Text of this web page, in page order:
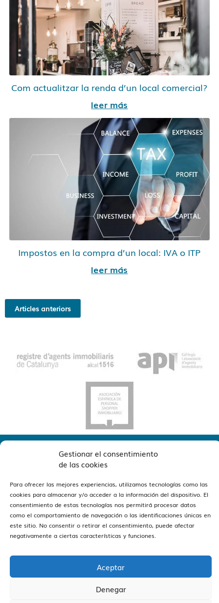
Gestionar el consentimiento
de las cookies
Para ofrecer las mejores experiencias, utilizamos tecnologías como las
cookies para almacenar y/o acceder a la información del dispositivo. El
consentimiento de estas tecnologías nos permitirá procesar datos
como el comportamiento de navegación o las identificaciones únicas en
este sitio. No consentir o retirar el consentimiento, puede afectar
negativamente a ciertas características y funciones.
Aceptar
Denegar
Com actualitzar la renda d’un local comercial?
leer más
Impostos en la compra d’un local: IVA o ITP
leer más
Articles anteriors
Estamos en Barcelona y Sitges ver oficinas
Política de Cookies
Canal de Denúncies